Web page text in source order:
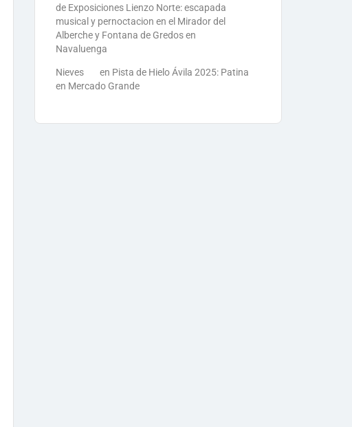
de Exposiciones Lienzo Norte: escapada
musical y pernoctacion en el Mirador del
Alberche y Fontana de Gredos en
Navaluenga
Nieves en Pista de Hielo Ávila 2025: Patina
en Mercado Grande